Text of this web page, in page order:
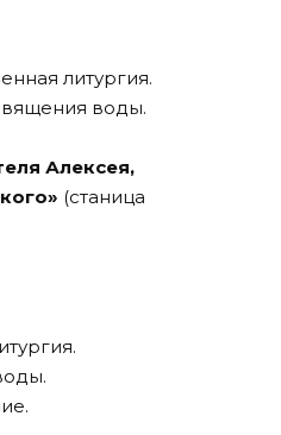
литургия.
воды.
Алексея,
(станица